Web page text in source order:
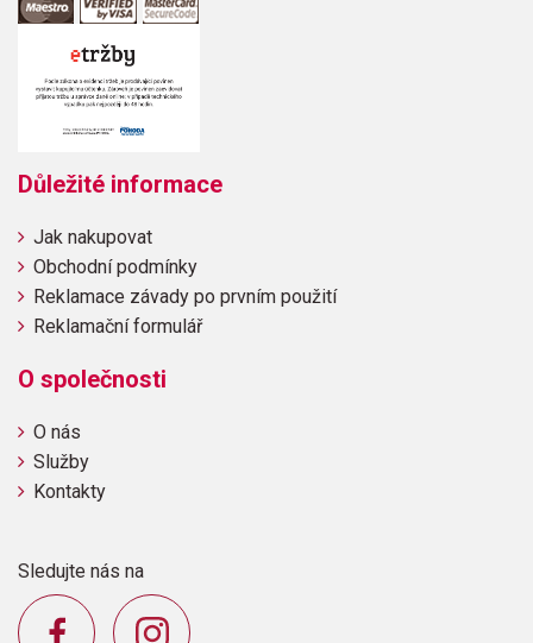
Důležité informace
Jak nakupovat
Obchodní podmínky
Reklamace závady po prvním použití
Reklamační formulář
O společnosti
O nás
Služby
Kontakty
Sledujte nás na